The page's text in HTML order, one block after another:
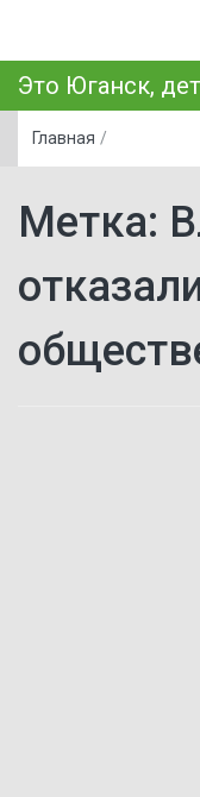
Это Юганск,
Главная /
Метка: